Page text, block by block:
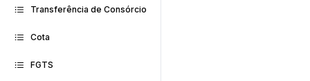
Transferência de Consórcio
Cota
FGTS